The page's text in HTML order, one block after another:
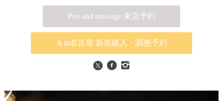
Pen and message.来店予約
＆in名古屋 新規購入・調整予約